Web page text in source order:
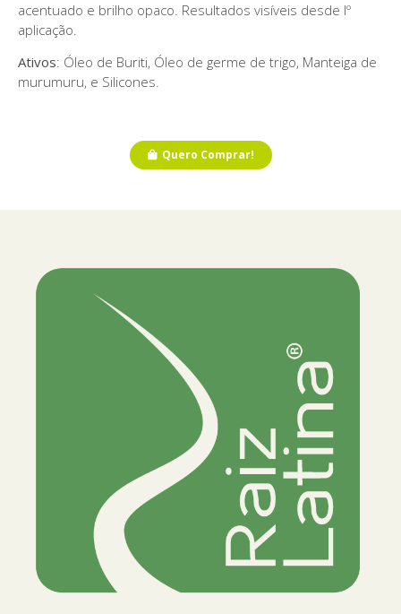
acentuado e brilho opaco. Resultados visíveis desde lº
aplicação.
Ativos: Óleo de Buriti, Óleo de germe de trigo, Manteiga de
murumuru, e Silicones.
Quero Comprar!